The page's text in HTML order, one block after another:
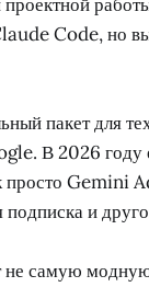
Code, но
пакет для
В 2026 году
просто Gemini
подписка и
не самую